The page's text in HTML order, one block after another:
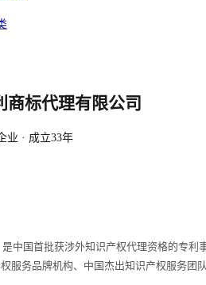
商标代理有限公司
业 · 成立33年
是中国首批获涉外知识产权代理资格的专
服务品牌机构、中国杰出知识产权服务团